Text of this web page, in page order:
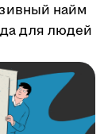
найм
для людей